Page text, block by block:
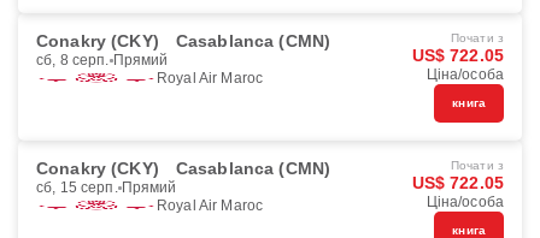
Conakry (CKY) Casablanca (CMN)
сб, 8 серп. Прямий
Royal Air Maroc
Почати з
US$ 722.05
Ціна/особа
книга
Conakry (CKY) Casablanca (CMN)
сб, 15 серп. Прямий
Royal Air Maroc
Почати з
US$ 722.05
Ціна/особа
книга